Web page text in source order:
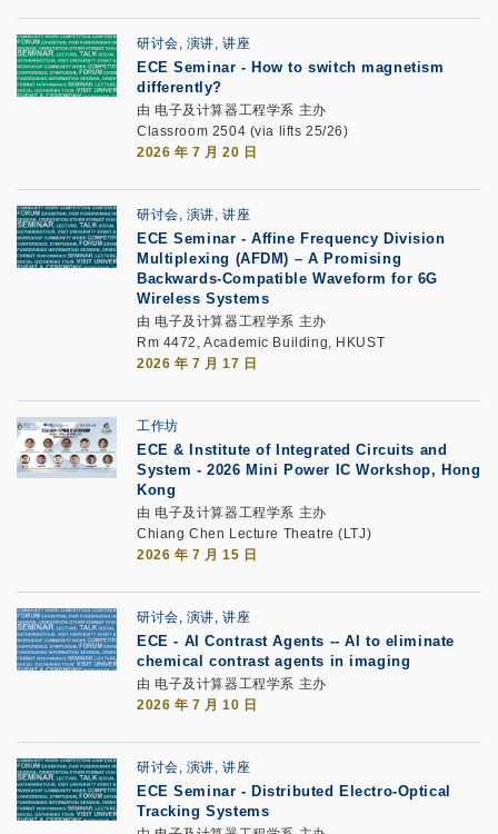
研讨会, 演讲, 讲座
ECE Seminar - How to switch magnetism
differently?
由 电子及计算器工程学系 主办
Classroom 2504 (via lifts 25/26)
2026 年 7 月 20 日
研讨会, 演讲, 讲座
ECE Seminar -Affine Frequency Division
Multiplexing (AFDM) – A Promising
Backwards-Compatible Waveform for 6G
Wireless Systems
由 电子及计算器工程学系 主办
Rm 4472, Academic Building, HKUST
2026 年 7 月 17 日
工作坊
ECE & Institute of Integrated Circuits and
System -2026 Mini Power IC Workshop, Hong
Kong
由 电子及计算器工程学系 主办
Chiang Chen Lecture Theatre (LTJ)
2026 年 7 月 15 日
研讨会, 演讲, 讲座
ECE - AI Contrast Agents --AI to eliminate
chemical contrast agents in imaging
由 电子及计算器工程学系 主办
2026 年 7 月 10 日
研讨会, 演讲, 讲座
ECE Seminar - Distributed Electro-Optical
Tracking Systems